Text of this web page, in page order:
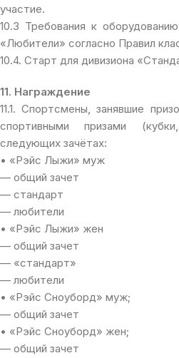
участие.
10.3 Требования к
«Любители» согласно Правил
10.4. Старт для дивизиона
11. Награждение
11.1. Спортсмены, занявшие
спортивными призами
следующих зачётах:
• «Рэйс Лыжи» муж
— общий зачет
— стандарт
— любители
• «Рэйс Лыжи» жен
— общий зачет
— «стандарт»
— любители
• «Рэйс Сноуборд» муж;
— общий зачет
• «Рэйс Сноуборд» жен;
— общий зачет